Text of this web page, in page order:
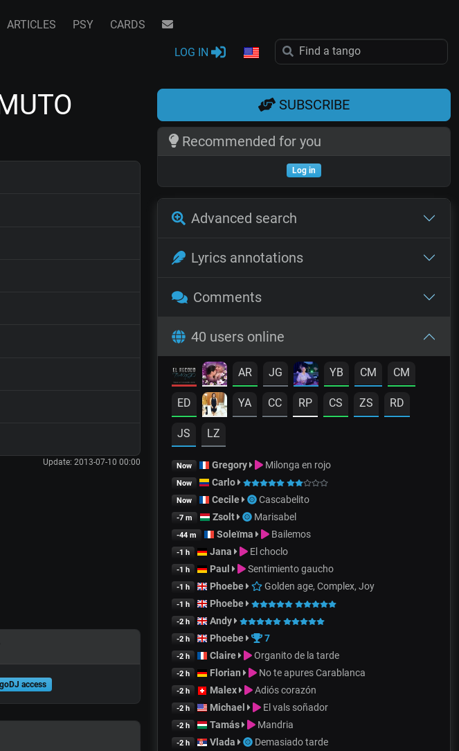
ARTICLES PSY CARDS
LOG IN
Update: 2013-07-10 00:00
access
SUBSCRIBE
Recommended for you
Log in
Advanced search
Lyrics annotations
Comments
40 users online
AR JG YB CM CM
ED YA CC RP CS ZS RD
JS LZ
Now Gregory Milonga en rojo
Now Carlo
Now Cecile Cascabelito
-7 m Zsolt Marisabel
-44 m Soleïma Bailemos
-1 h Jana El choclo
-1 h Paul Sentimiento gaucho
-1 h Phoebe Golden age, Complex, Joy
-1 h Phoebe
-2 h Andy
-2 h Phoebe 7
-2 h Claire Organito de la tarde
-2 h Florian No te apures Carablanca
-2 h Malex Adiós corazón
-2 h Michael El vals soñador
-2 h Tamás Mandria
-2 h Vlada Demasiado tarde